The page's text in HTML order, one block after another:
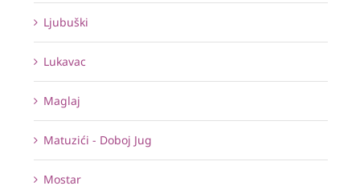
Ljubuški
Lukavac
Maglaj
Matuzići - Doboj Jug
Mostar